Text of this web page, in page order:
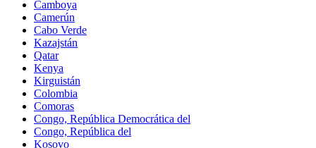
Camboya
Camerún
Cabo Verde
Kazajstán
Qatar
Kenya
Kirguistán
Colombia
Comoras
Congo, República Democrática del
Congo, República del
Kosovo